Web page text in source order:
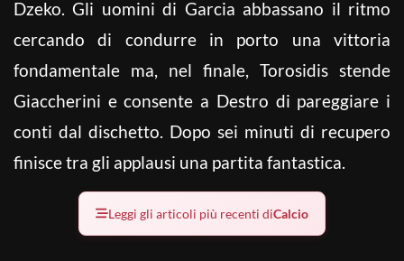
Dzeko. Gli uomini di Garcia abbassano il ritmo
cercando di condurre in porto una vittoria
fondamentale ma, nel finale, Torosidis stende
Giaccherini e consente a Destro di pareggiare i
conti dal dischetto. Dopo sei minuti di recupero
finisce tra gli applausi una partita fantastica.
Leggi gli articoli più recenti diCalcio